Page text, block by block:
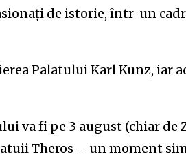
de istorie, într-un
Palatului Karl Kunz, iar
va fi pe 3 august (chiar de
Theros – un moment